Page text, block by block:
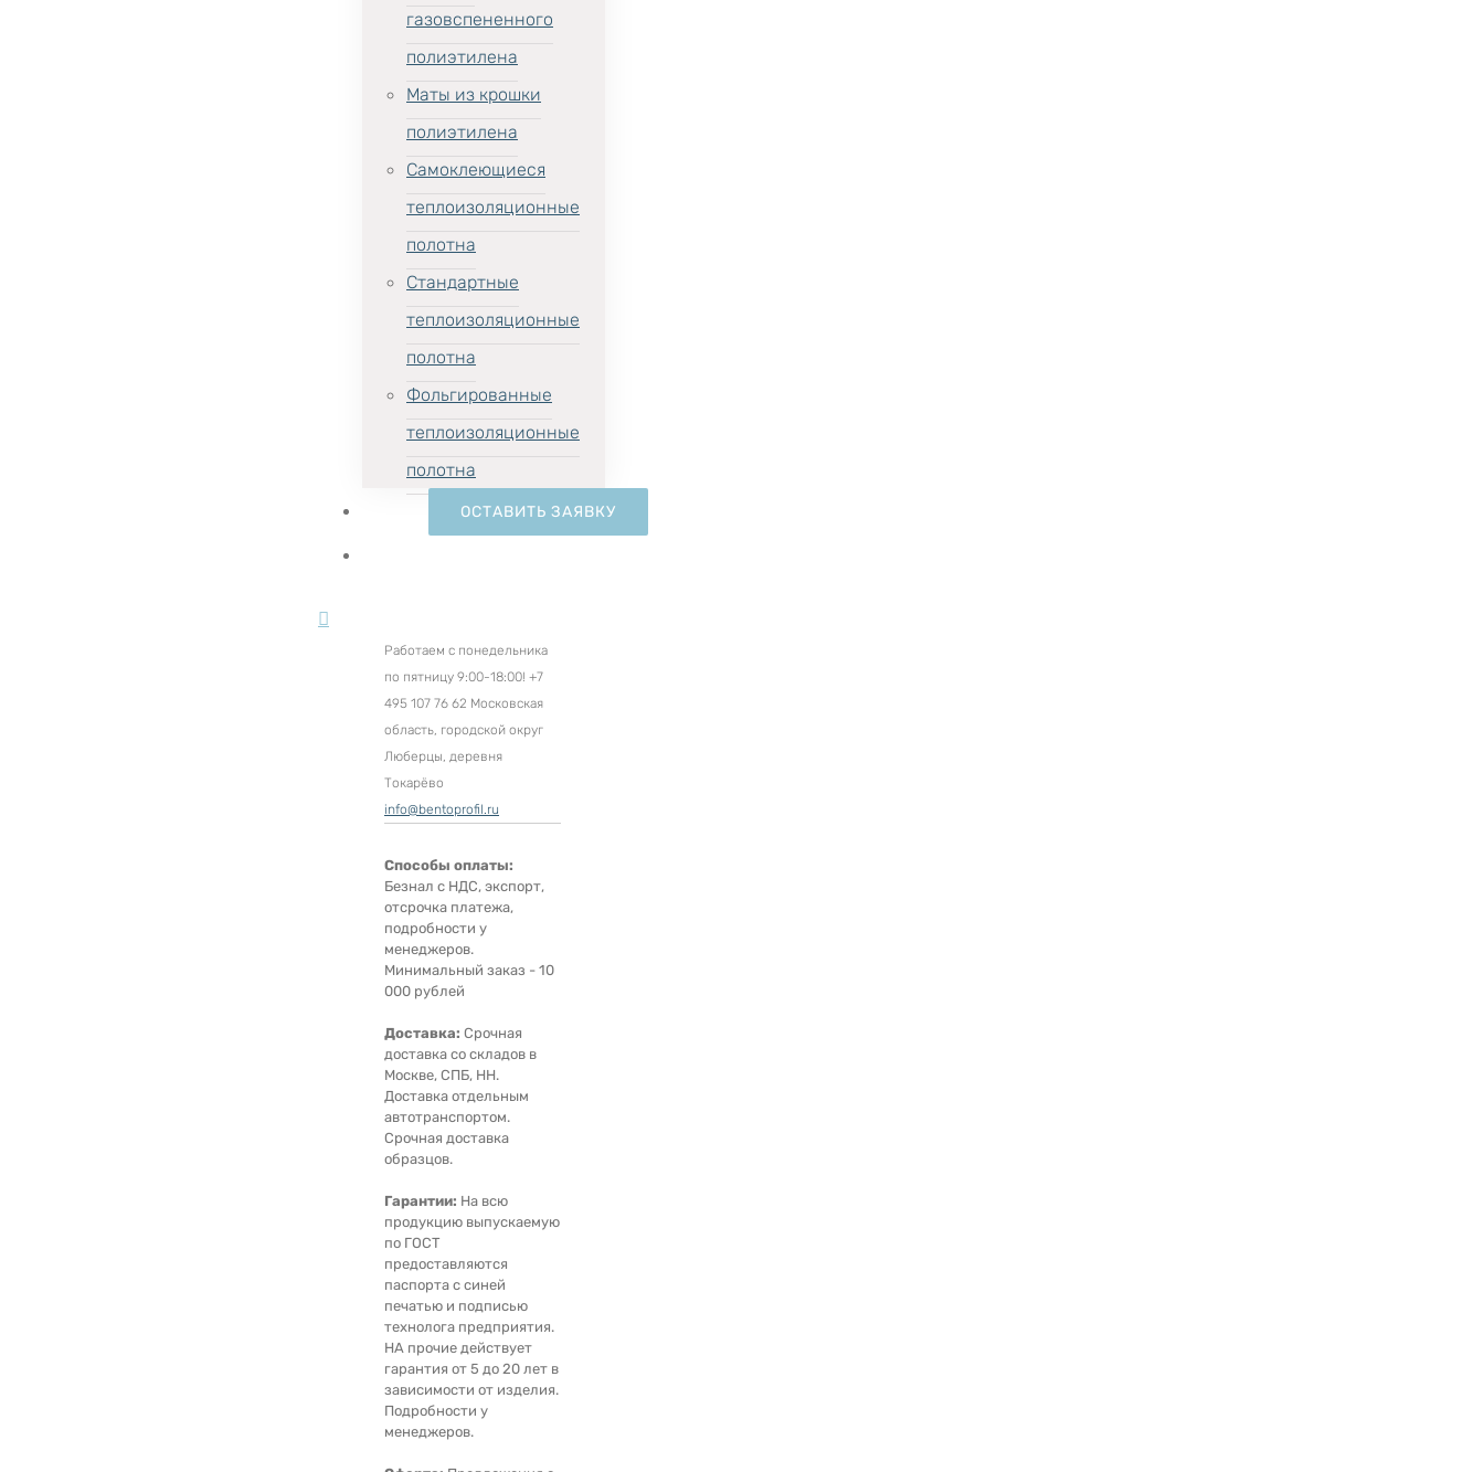
газовспененного
полиэтилена
Маты из крошки
полиэтилена
Самоклеющиеся
теплоизоляционные
полотна
Стандартные
теплоизоляционные
полотна
Фольгированные
теплоизоляционные
полотна
ОСТАВИТЬ ЗАЯВКУ
Работаем с понедельника
по пятницу 9:00-18:00! +7
495 107 76 62 Московская
область, городской округ
Люберцы, деревня
Токарёво
info@bentoprofil.ru
Способы оплаты:
Безнал с НДС, экспорт,
отсрочка платежа,
подробности у
менеджеров.
Минимальный заказ - 10
000 рублей
Доставка: Срочная
доставка со складов в
Москве, СПБ, НН.
Доставка отдельным
автотранспортом.
Срочная доставка
образцов.
Гарантии: На всю
продукцию выпускаемую
по ГОСТ
предоставляются
паспорта с синей
печатью и подписью
технолога предприятия.
НА прочие действует
гарантия от 5 до 20 лет в
зависимости от изделия.
Подробности у
менеджеров.